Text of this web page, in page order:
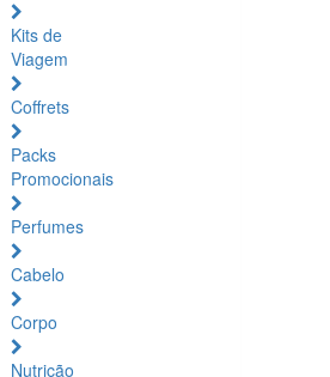
Kits de
Viagem
Coffrets
Packs
Promocionais
Perfumes
Cabelo
Corpo
Nutrição